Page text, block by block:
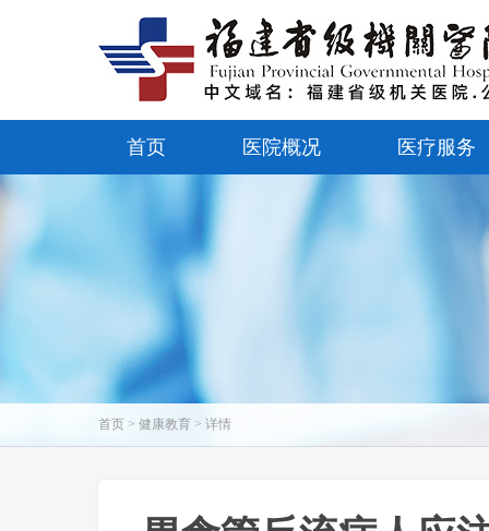
首页 医院概况 医疗服务
首页 > 健康教育 > 详情